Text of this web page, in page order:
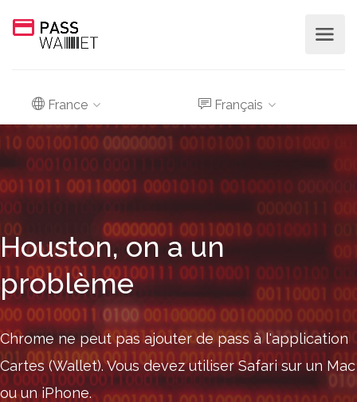
France Français
Houston, on a un
problème
Chrome ne peut pas ajouter de pass à l'application
Cartes (Wallet). Vous devez utiliser Safari sur un Mac
ou un iPhone.